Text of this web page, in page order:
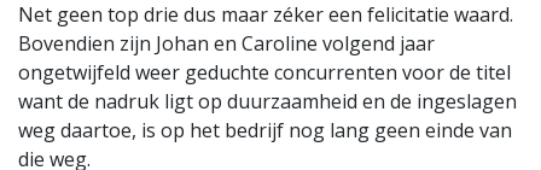
Net geen top drie dus maar zéker een felicitatie waard.
Bovendien zijn Johan en Caroline volgend jaar
ongetwijfeld weer geduchte concurrenten voor de titel
want de nadruk ligt op duurzaamheid en de ingeslagen
weg daartoe, is op het bedrijf nog lang geen einde van
die weg.